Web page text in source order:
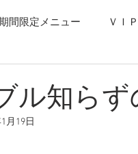
間限定メニュー ＶＩＰ
ル知ら
月19日